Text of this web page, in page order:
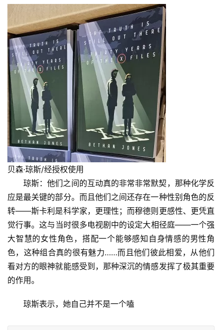
贝森·琼斯/经授权使用
琼斯：他们之间的互动真的非常非常默契，那种化学反
应是最关键的部分。而且他们之间还存在一种性别角色的反
转——斯卡利是科学家，更理性；而穆德则更感性、更凭直
觉行事。这与当时很多电视剧中的设定大相径庭——一个强
大智慧的女性角色，搭配一个能够感知自身情感的男性角
色，这种组合真的很有魅力……而且他们彼此相爱，从他们
看对方的眼神就能感受到，那种深沉的情感发挥了极其重要
的作用。
琼斯表示，她自己并不是一个嗑